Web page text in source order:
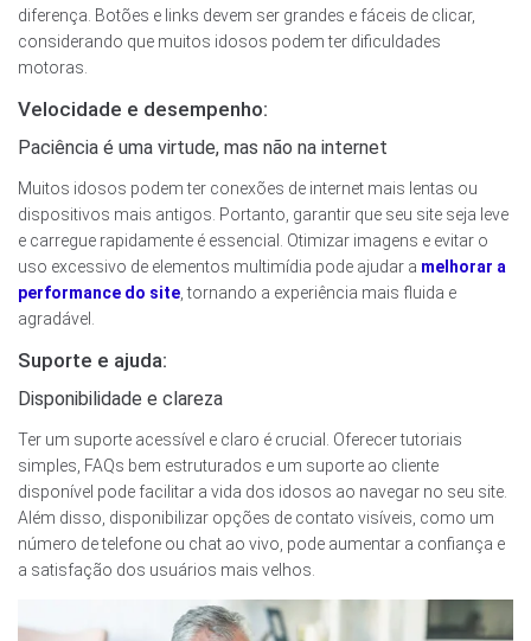
diferença. Botões e links devem ser grandes e fáceis de clicar,
considerando que muitos idosos podem ter dificuldades
motoras.
Velocidade e desempenho:
Paciência é uma virtude, mas não na internet
Muitos idosos podem ter conexões de internet mais lentas ou
dispositivos mais antigos. Portanto, garantir que seu site seja leve
e carregue rapidamente é essencial. Otimizar imagens e evitar o
uso excessivo de elementos multimídia pode ajudar a melhorar a
performance do site , tornando a experiência mais fluida e
agradável.
Suporte e ajuda:
Disponibilidade e clareza
Ter um suporte acessível e claro é crucial. Oferecer tutoriais
simples, FAQs bem estruturados e um suporte ao cliente
disponível pode facilitar a vida dos idosos ao navegar no seu site.
Além disso, disponibilizar opções de contato visíveis, como um
número de telefone ou chat ao vivo, pode aumentar a confiança e
a satisfação dos usuários mais velhos.